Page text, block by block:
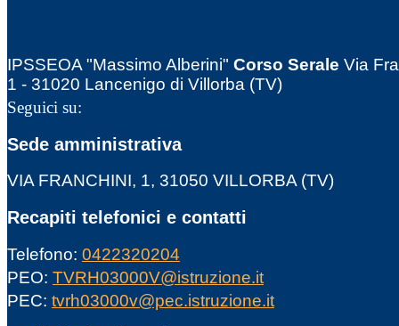
IPSSEOA "Massimo Alberini" Corso Serale Via
1 - 31020 Lancenigo di Villorba (TV)
Seguici su:
Sede amministrativa
VIA FRANCHINI, 1, 31050 VILLORBA (TV)
Recapiti telefonici e contatti
Telefono: 0422320204
PEO: TVRH03000V@istruzione.it
PEC: tvrh03000v@pec.istruzione.it